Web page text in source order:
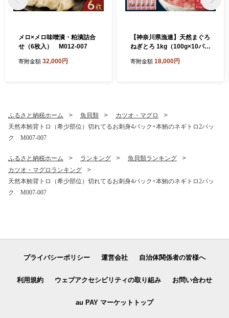
メロ×メロ味噌漬・粕漬詰合
せ（6枚入） M012-007
寄附金額 32,000円
【神奈川県漁連】天然まぐろ
ねぎとろ 1kg（100g×10パッ
015-02-12
寄附金額 18,000円
ふるさと納税ホーム 魚貝類
カツオ・マグロ
天然本鮪背トロ（希少部位）切れてるお刺身4パック+本鮪のネギトロ2パッ
ク M007-007
ふるさと納税ホーム ランキング
魚貝類ランキング
カツオ・マグロランキング
天然本鮪背トロ（希少部位）切れてるお刺身4パック+本鮪のネギトロ2パッ
ク M007-007
プライバシーポリシー 運営会社 自治体関係者の皆様へ
利用規約 ウェブアクセシビリティの取り組み お問い合わせ
au PAY マーケットトップ